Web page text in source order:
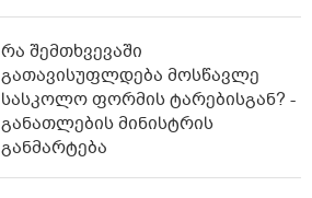
რა შემთხვევაში
გათავისუფლდება მოსწავლე
სასკოლო ფორმის ტარებისგან? -
განათლების მინისტრის
განმარტება